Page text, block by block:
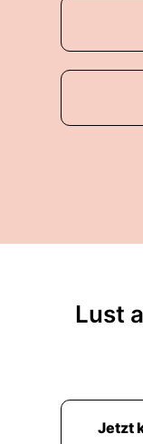
Lust
Jetzt